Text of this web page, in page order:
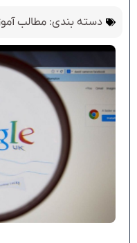
دسته بندی: مطالب